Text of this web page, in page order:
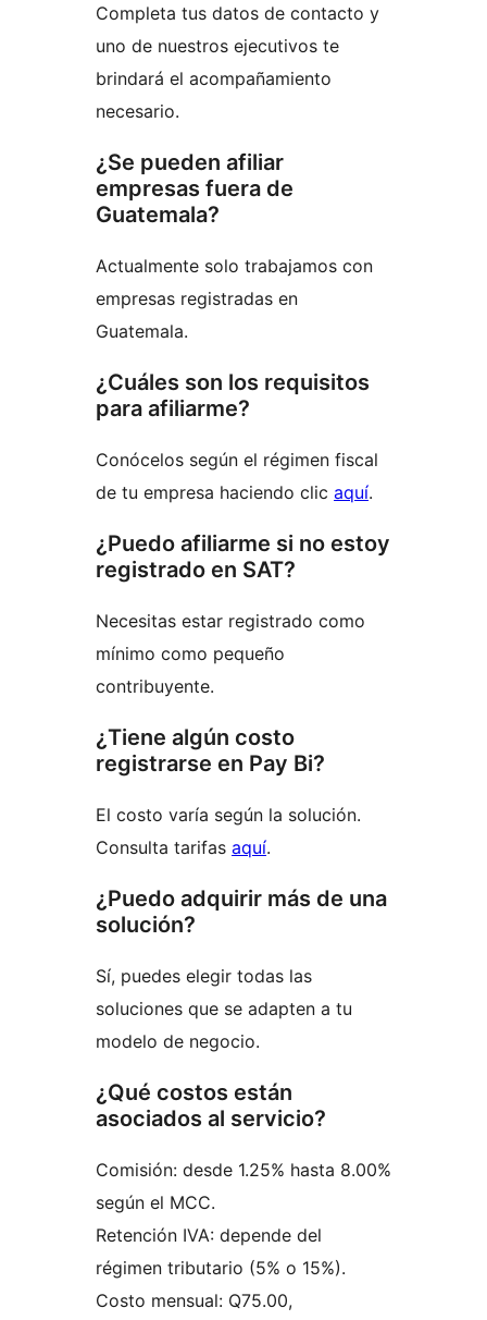
Completa tus datos de contacto y
uno de nuestros ejecutivos te
brindará el acompañamiento
necesario.
¿Se pueden afiliar
empresas fuera de
Guatemala?
Actualmente solo trabajamos con
empresas registradas en
Guatemala.
¿Cuáles son los requisitos
para afiliarme?
Conócelos según el régimen fiscal
de tu empresa haciendo clic aquí.
¿Puedo afiliarme si no estoy
registrado en SAT?
Necesitas estar registrado como
mínimo como pequeño
contribuyente.
¿Tiene algún costo
registrarse en Pay Bi?
El costo varía según la solución.
Consulta tarifas aquí.
¿Puedo adquirir más de una
solución?
Sí, puedes elegir todas las
soluciones que se adapten a tu
modelo de negocio.
¿Qué costos están
asociados al servicio?
Comisión: desde 1.25% hasta 8.00%
según el MCC.
Retención IVA: depende del
régimen tributario (5% o 15%).
Costo mensual: Q75.00,